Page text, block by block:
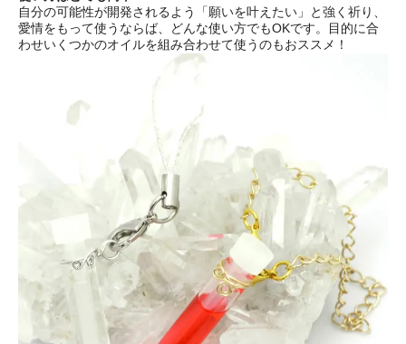
自分の可能性が開発されるよう「願いを叶えたい」と強く祈り、
愛情をもって使うならば、どんな使い方でもOKです。目的に合
わせいくつかのオイルを組み合わせて使うのもおススメ！